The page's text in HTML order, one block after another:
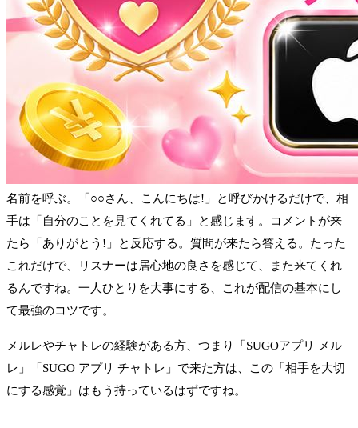
名前を呼ぶ。「○○さん、こんにちは!」と呼びかけるだけで、相
手は「自分のことを見てくれてる」と感じます。コメントが来
たら「ありがとう!」と反応する。質問が来たら答える。たった
これだけで、リスナーは居心地の良さを感じて、また来てくれ
るんですね。一人ひとりを大事にする、これが配信の基本にし
て最強のコツです。
メルレやチャトレの経験がある方、つまり「SUGOアプリ メル
レ」「SUGO アプリ チャトレ」で来た方は、この「相手を大切
にする感覚」はもう持っているはずですね。